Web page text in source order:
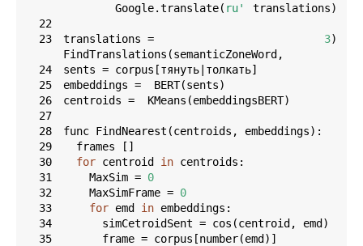
Google.translate( ru'
22
23
translations =
FindTranslations(semanticZoneWord,
3
24
25
26
27
28
29
30
for centroid in
31
    MaxSim =
0
32
    MaxSimFrame =
0
33
for emd in
34
35